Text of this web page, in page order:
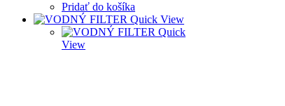
Pridať do košíka
Quick View
Quick
View